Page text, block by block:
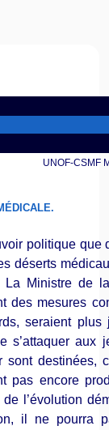
UNOF-CSMF
politique que
déserts
Ministre de
des mesures
seraient plus
s’attaquer aux
destinées,
pas encore
l’évolution
il ne pourra